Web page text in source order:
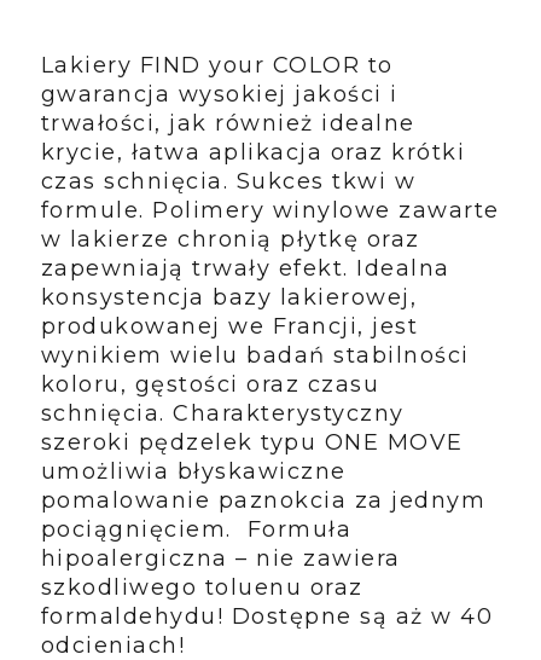
Lakiery FIND your COLOR to
gwarancja wysokiej jakości i
trwałości, jak również idealne
krycie, łatwa aplikacja oraz krótki
czas schnięcia. Sukces tkwi w
formule. Polimery winylowe zawarte
w lakierze chronią płytkę oraz
zapewniają trwały efekt. Idealna
konsystencja bazy lakierowej,
produkowanej we Francji, jest
wynikiem wielu badań stabilności
koloru, gęstości oraz czasu
schnięcia. Charakterystyczny
szeroki pędzelek typu ONE MOVE
umożliwia błyskawiczne
pomalowanie paznokcia za jednym
pociągnięciem. Formuła
hipoalergiczna – nie zawiera
szkodliwego toluenu oraz
formaldehydu! Dostępne są aż w 40
odcieniach!